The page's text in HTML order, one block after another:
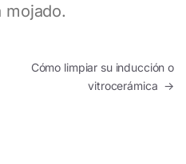
mojado.
Cómo limpiar su inducción o
vitrocerámica →